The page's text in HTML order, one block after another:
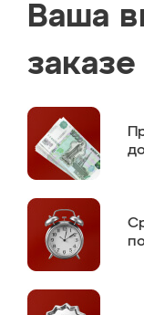
Ваша